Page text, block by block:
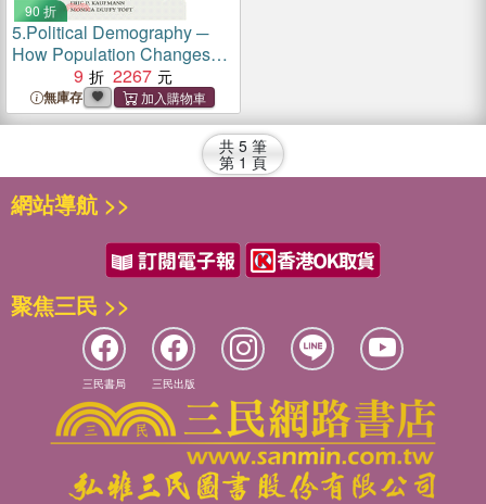
90 折
5.Political Demography ─
How Population Changes
Are Reshaping International
Security and National
Politics
9 2267
無庫存
共 5 筆
第 1 頁
網站導航 >>
聚焦三民 >>
三民書局 三民出版